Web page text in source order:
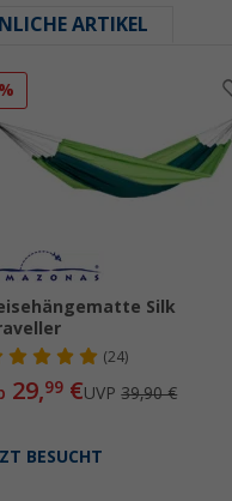
ARTIKEL
%
Silk
(24)
29,99 €UVP39,90 €
BESUCHT